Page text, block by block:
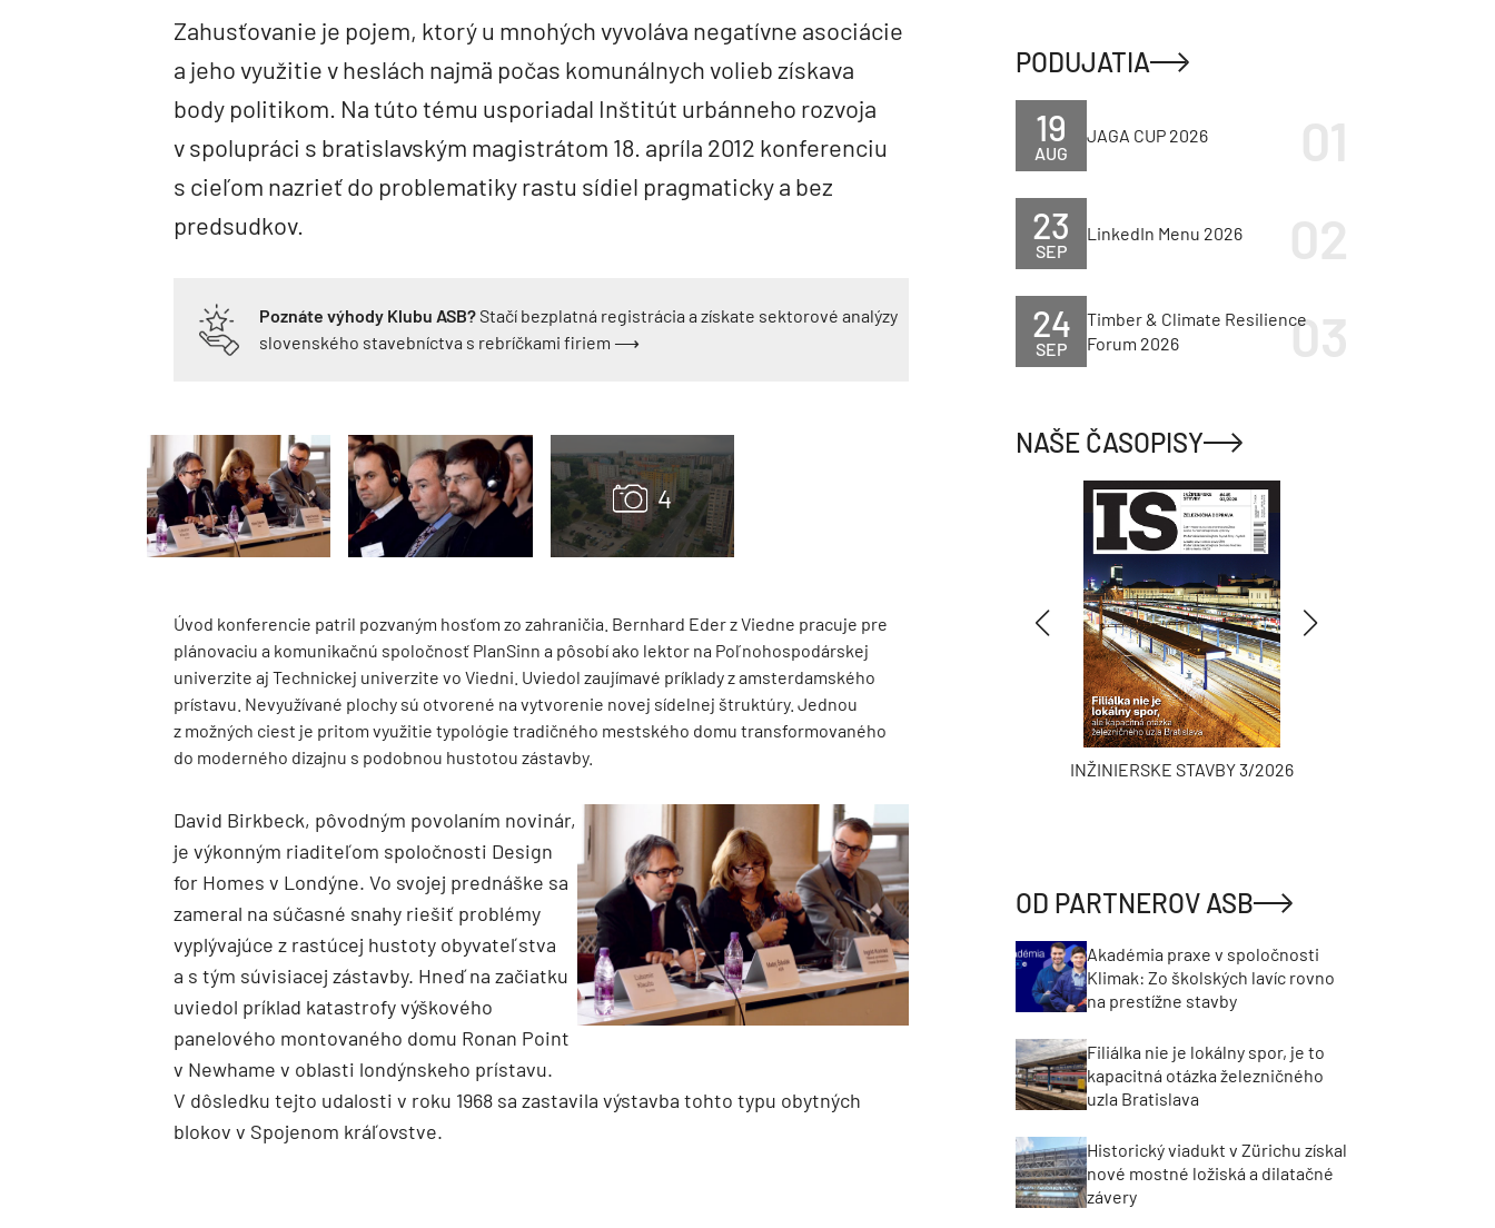
Zahusťovanie je pojem, ktorý u mnohých vyvoláva negatívne asociácie
a jeho využitie v heslách najmä počas komunálnych volieb získava
body politikom. Na túto tému usporiadal Inštitút urbánneho rozvoja
v spolupráci s bratislavským magistrátom 18. apríla 2012 konferenciu
s cieľom nazrieť do problematiky rastu sídiel pragmaticky a bez
predsudkov.
Poznáte výhody Klubu ASB?Stačí bezplatná registrácia a získate sektorové analýzy
slovenského stavebníctva s rebríčkami firiem ⟶
Úvod konferencie patril pozvaným hosťom zo zahraničia. Bernhard Eder z Viedne pracuje pre
plánovaciu a komunikačnú spoločnosť PlanSinn a pôsobí ako lektor na Poľnohospodárskej
univerzite aj Technickej univerzite vo Viedni. Uviedol zaujímavé príklady z amsterdamského
prístavu. Nevyužívané plochy sú otvorené na vytvorenie novej sídelnej štruktúry. Jednou
z možných ciest je pritom využitie typológie tradičného mestského domu transformovaného
do moderného dizajnu s podobnou hustotou zástavby.
David Birkbeck, pôvodným povolaním novinár,
je výkonným riaditeľom spoločnosti Design
for Homes v Londýne. Vo svojej prednáške sa
zameral na súčasné snahy riešiť problémy
vyplývajúce z rastúcej hustoty obyvateľstva
a s tým súvisiacej zástavby. Hneď na začiatku
uviedol príklad katastrofy výškového
panelového montovaného domu Ronan Point
v Newhame v oblasti londýnskeho prístavu.
V dôsledku tejto udalosti v roku 1968 sa zastavila výstavba tohto typu obytných
blokov v Spojenom kráľovstve.
PODUJATIA
AUG
19 JAGA CUP 2026
SEP
23 LinkedIn Menu 2026
SEP
24
Timber & Climate Resilience
Forum 2026
NAŠE ČASOPISY
INŽINIERSKE STAVBY 3/2026
OD PARTNEROV ASB
Akadémia praxe v spoločnosti
Klimak: Zo školských lavíc rovno
na prestížne stavby
Filiálka nie je lokálny spor, je to
kapacitná otázka železničného
uzla Bratislava
Historický viadukt v Zürichu získal
nové mostné ložiská a dilatačné
závery